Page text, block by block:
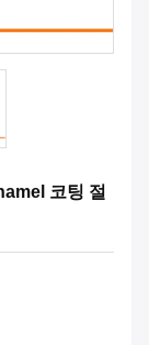
코팅 절